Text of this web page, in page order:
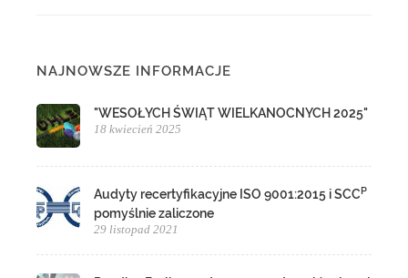
NAJNOWSZE INFORMACJE
"WESOŁYCH ŚWIĄT WIELKANOCNYCH 2025"
18 kwiecień 2025
Audyty recertyfikacyjne ISO 9001:2015 i SCCP
pomyślnie zaliczone
29 listopad 2021